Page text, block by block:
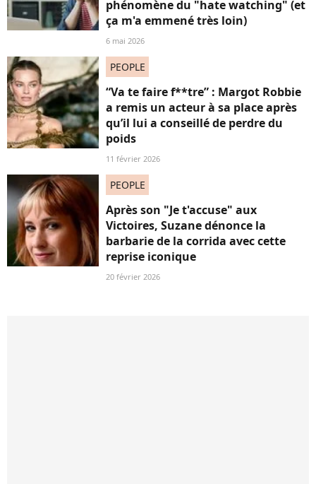
phénomène du "hate watching" (et
ça m'a emmené très loin)
6 mai 2026
PEOPLE
“Va te faire f**tre” : Margot Robbie
a remis un acteur à sa place après
qu’il lui a conseillé de perdre du
poids
11 février 2026
PEOPLE
Après son "Je t'accuse" aux
Victoires, Suzane dénonce la
barbarie de la corrida avec cette
reprise iconique
20 février 2026